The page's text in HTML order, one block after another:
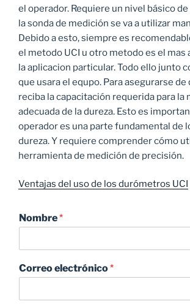
el operador. Requiere un nivel básico
la sonda de medición se va a utilizar
Debido a esto, siempre es
el metodo UCI u otro metodo es el mas
la aplicacion particular. Todo ello junto
que usara el equpo. Para asegurarse de
reciba la capacitación requerida para la
adecuada de la dureza. Esto es
operador es una parte fundamental de
dureza. Y requiere comprender cómo
herramienta de medición de precisión.
Ventajas del uso de los durómetros UCI
Nombre*
Correo electrónico*